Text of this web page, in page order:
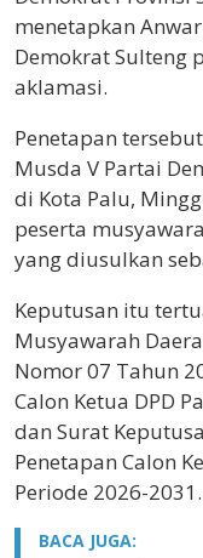
menetapkan
Demokrat Sulteng
aklamasi.
Penetapan
Musda V Partai
di Kota Palu,
peserta
yang diusulkan
Keputusan itu
Musyawarah
Nomor 07 Tahun
Calon Ketua DPD
dan Surat
Penetapan Calon
Periode 2026-2031.
BACA JUGA: